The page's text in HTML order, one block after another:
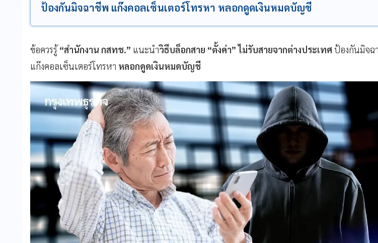
ป้องกันมิจฉาชีพ แก๊งคอลเซ็นเตอร์โทรหา หลอกดูดเงินหมดบัญชี
ข้อควรรู้“สำนักงาน กสทช.” แนะนำวิธีบล็อกสาย “ตั้งค่า” ไม่รับสายจากต่างประเทศป้องกันมิจฉ
แก๊งคอลเซ็นเตอร์โทรหา หลอกดูดเงินหมดบัญชี